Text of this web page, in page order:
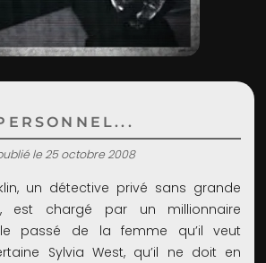
le 25 octobre 2008
un détective privé sans grande
est chargé par un millionnaire
le passé de la femme qu’il veut
Sylvia West, qu’il ne doit en